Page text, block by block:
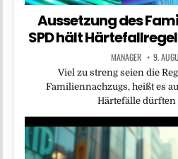
Aussetzung des
SPD hält
MANAGER 9.
Viel zu streng seien die
Familiennachzugs, heißt es
Härtefälle dürften